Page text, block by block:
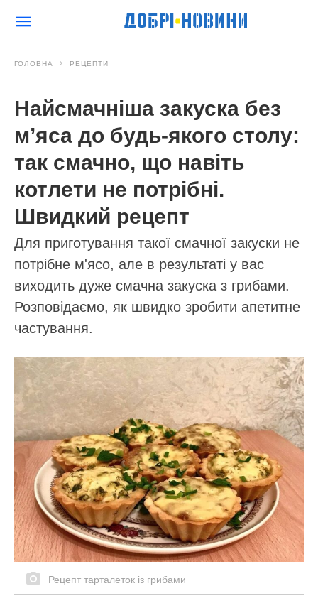
ГОЛОВНА РЕЦЕПТИ
Найсмачніша закуска без
м’яса до будь-якого столу:
так смачно, що навіть
котлети не потрібні.
Швидкий рецепт
Для приготування такої смачної закуски не
потрібне м'ясо, але в результаті у вас
виходить дуже смачна закуска з грибами.
Розповідаємо, як швидко зробити апетитне
частування.
Рецепт тарталеток із грибами